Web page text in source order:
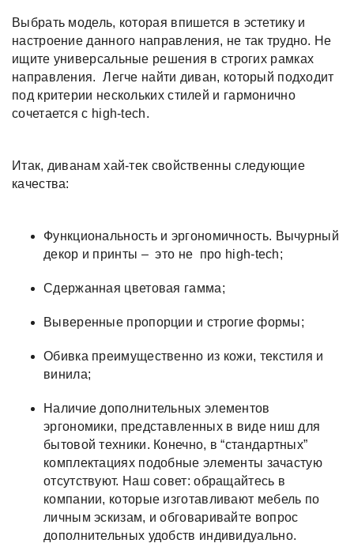
Выбрать модель, которая впишется в эстетику и
настроение данного направления, не так трудно. Не
ищите универсальные решения в строгих рамках
направления. Легче найти диван, который подходит
под критерии нескольких стилей и гармонично
сочетается с high-tech.
Итак, диванам хай-тек свойственны следующие
качества:
Функциональность и эргономичность. Вычурный
декор и принты – это не про high-tech;
Сдержанная цветовая гамма;
Выверенные пропорции и строгие формы;
Обивка преимущественно из кожи, текстиля и
винила;
Наличие дополнительных элементов
эргономики, представленных в виде ниш для
бытовой техники. Конечно, в “стандартных”
комплектациях подобные элементы зачастую
отсутствуют. Наш совет: обращайтесь в
компании, которые изготавливают мебель по
личным эскизам, и обговаривайте вопрос
дополнительных удобств индивидуально.